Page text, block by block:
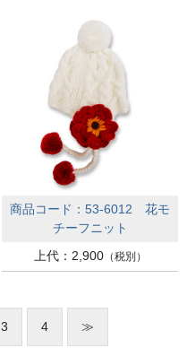
商品コード：53-6012 花モ
チーフニット
上代：2,900（税別）
3 4 ≫